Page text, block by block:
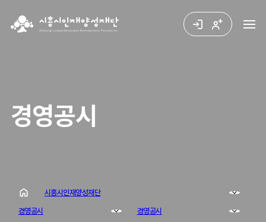
경영공시
시흥시인재양성재단
경영공시 경영공시